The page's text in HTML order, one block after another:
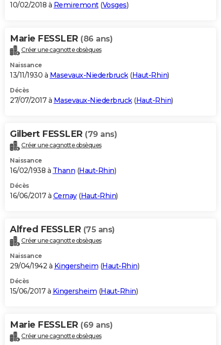
10/02/2018 à Remiremont(Vosges)
Marie FESSLER (86 ans)
Créer une cagnotte obsèques
Naissance
13/11/1930 à Masevaux-Niederbruck(Haut-Rhin)
Décès
27/07/2017 à Masevaux-Niederbruck(Haut-Rhin)
Gilbert FESSLER (79 ans)
Créer une cagnotte obsèques
Naissance
16/02/1938 à Thann (Haut-Rhin)
Décès
16/06/2017 à Cernay(Haut-Rhin)
Alfred FESSLER (75 ans)
Créer une cagnotte obsèques
Naissance
29/04/1942 à Kingersheim (Haut-Rhin)
Décès
15/06/2017 à Kingersheim (Haut-Rhin)
Marie FESSLER (69 ans)
Créer une cagnotte obsèques